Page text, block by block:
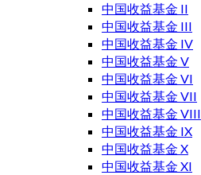
中国收益基金 II
中国收益基金 III
中国收益基金 IV
中国收益基金 V
中国收益基金 VI
中国收益基金 VII
中国收益基金 VIII
中国收益基金 IX
中国收益基金 X
中国收益基金 XI